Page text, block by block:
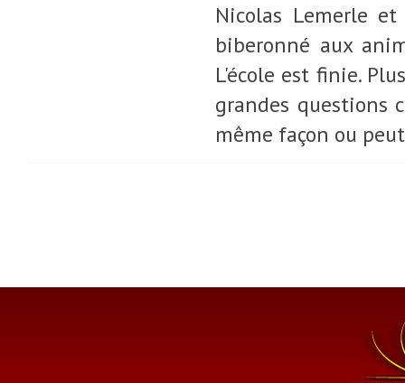
Nicolas Lemerle
biberonné aux
L'école est finie.
grandes questions
même façon ou